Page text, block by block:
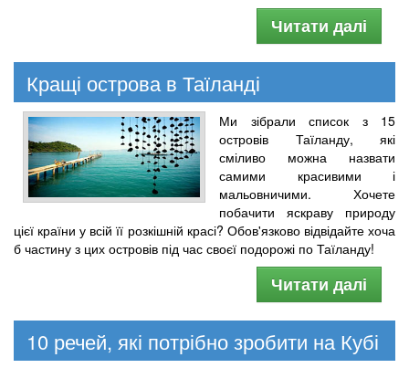
Читати далі
Кращі острова в Таїланді
Ми зібрали список з 15
островів Таїланду, які
сміливо можна назвати
самими красивими і
мальовничими. Хочете
побачити яскраву природу
цієї країни у всій її розкішній красі? Обов'язково відвідайте хоча
б частину з цих островів під час своєї подорожі по Таїланду!
Читати далі
10 речей, які потрібно зробити на Кубі